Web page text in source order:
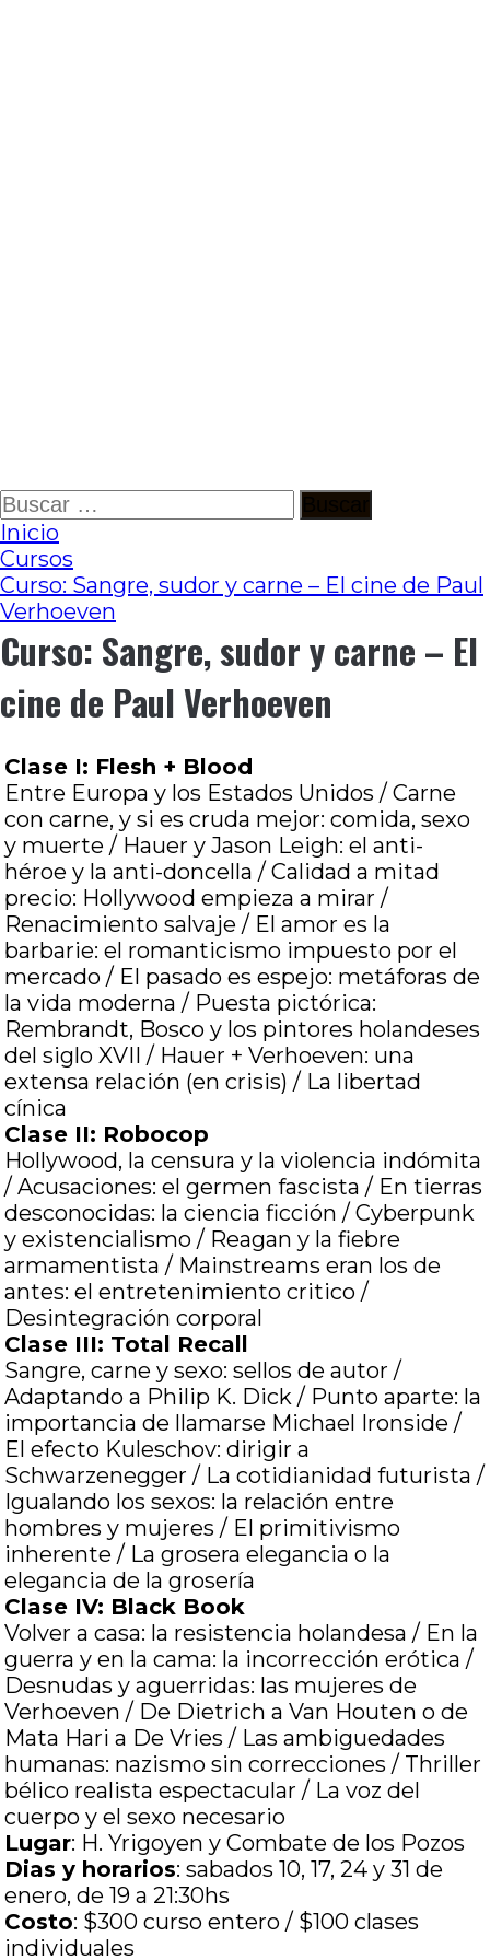
Ir
al
contenido
Buscar:
Inicio
Cursos
Curso: Sangre, sudor y carne – El cine de Paul
Verhoeven
Curso: Sangre, sudor y carne – El
cine de Paul Verhoeven
Clase I: Flesh + Blood
Entre Europa y los Estados Unidos / Carne
con carne, y si es cruda mejor: comida, sexo
y muerte / Hauer y Jason Leigh: el anti-
héroe y la anti-doncella / Calidad a mitad
precio: Hollywood empieza a mirar /
Renacimiento salvaje / El amor es la
barbarie: el romanticismo impuesto por el
mercado / El pasado es espejo: metáforas de
la vida moderna / Puesta pictórica:
Rembrandt, Bosco y los pintores holandeses
del siglo XVII / Hauer + Verhoeven: una
extensa relación (en crisis) / La libertad
cínica
Clase II: Robocop
Hollywood, la censura y la violencia indómita
/ Acusaciones: el germen fascista / En tierras
desconocidas: la ciencia ficción / Cyberpunk
y existencialismo / Reagan y la fiebre
armamentista / Mainstreams eran los de
antes: el entretenimiento critico /
Desintegración corporal
Clase III: Total Recall
Sangre, carne y sexo: sellos de autor /
Adaptando a Philip K. Dick / Punto aparte: la
importancia de llamarse Michael Ironside /
El efecto Kuleschov: dirigir a
Schwarzenegger / La cotidianidad futurista /
Igualando los sexos: la relación entre
hombres y mujeres / El primitivismo
inherente / La grosera elegancia o la
elegancia de la grosería
Clase IV: Black Book
Volver a casa: la resistencia holandesa / En la
guerra y en la cama: la incorrección erótica /
Desnudas y aguerridas: las mujeres de
Verhoeven / De Dietrich a Van Houten o de
Mata Hari a De Vries / Las ambiguedades
humanas: nazismo sin correcciones / Thriller
bélico realista espectacular / La voz del
cuerpo y el sexo necesario
Lugar: H. Yrigoyen y Combate de los Pozos
Dias y horarios: sabados 10, 17, 24 y 31 de
enero, de 19 a 21:30hs
Costo: $300 curso entero / $100 clases
individuales